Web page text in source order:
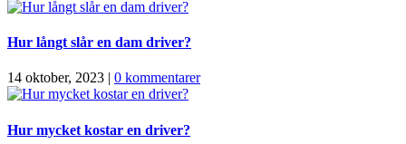
Hur långt slår en dam driver?
14 oktober, 2023 | 0 kommentarer
Hur mycket kostar en driver?